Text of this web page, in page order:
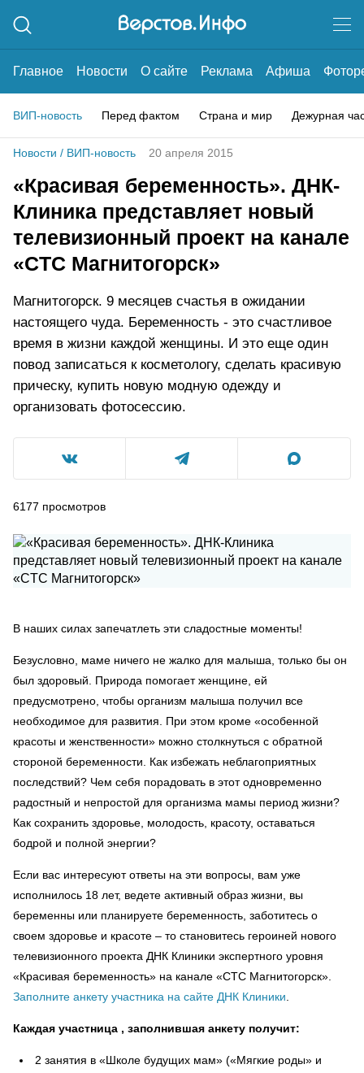
Главное Новости О сайте Реклама Афиша
ВИП-новость Перед фактом Страна и мир Дежурная
Новости / ВИП-новость 20 апреля 2015
«Красивая беременность». ДНК-
Клиника представляет новый
телевизионный проект на канале
«CТС Магнитогорск»
Магнитогорск. 9 месяцев счастья в ожидании
настоящего чуда. Беременность - это счастливое
время в жизни каждой женщины. И это еще один
повод записаться к косметологу, сделать красивую
прическу, купить новую модную одежду и
организовать фотосессию.
6177 просмотров
В наших силах запечатлеть эти сладостные моменты!
Безусловно, маме ничего не жалко для малыша, только бы он
был здоровый. Природа помогает женщине, ей
предусмотрено, чтобы организм малыша получил все
необходимое для развития. При этом кроме «особенной
красоты и женственности» можно столкнуться с обратной
стороной беременности. Как избежать неблагоприятных
последствий? Чем себя порадовать в этот одновременно
радостный и непростой для организма мамы период жизни?
Как сохранить здоровье, молодость, красоту, оставаться
бодрой и полной энергии?
Если вас интересуют ответы на эти вопросы, вам уже
исполнилось 18 лет, ведете активный образ жизни, вы
беременны или планируете беременность, заботитесь о
своем здоровье и красоте – то становитесь героиней нового
телевизионного проекта ДНК Клиники экспертного уровня
«Красивая беременность» на канале «СТС Магнитогорск».
Заполните анкету участника на сайте ДНК Клиники
Каждая участница , заполнившая анкету получит:
2 занятия в «Школе будущих мам» («Мягкие роды» и